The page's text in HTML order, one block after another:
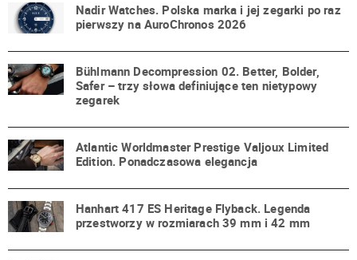
Nadir Watches. Polska marka i jej zegarki po raz
pierwszy na AuroChronos 2026
Bühlmann Decompression 02. Better, Bolder,
Safer – trzy słowa definiujące ten nietypowy
zegarek
Atlantic Worldmaster Prestige Valjoux Limited
Edition. Ponadczasowa elegancja
Hanhart 417 ES Heritage Flyback. Legenda
przestworzy w rozmiarach 39 mm i 42 mm